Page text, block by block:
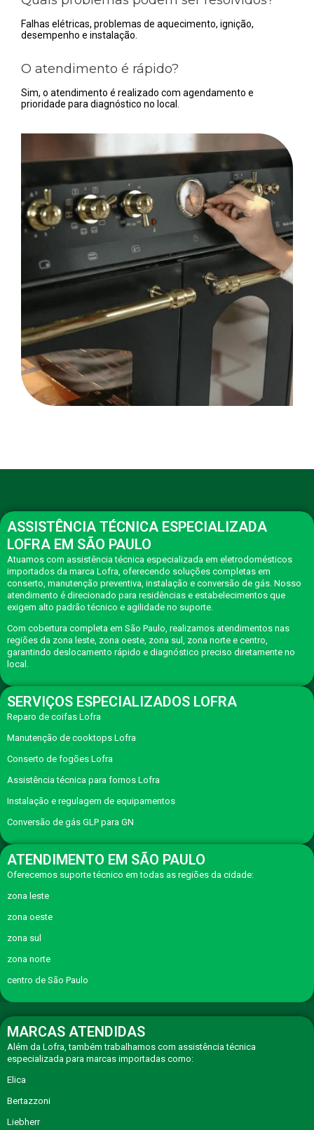
Falhas elétricas, problemas de aquecimento, ignição,
desempenho e instalação.
O atendimento é rápido?
Sim, o atendimento é realizado com agendamento e
prioridade para diagnóstico no local.
ASSISTÊNCIA TÉCNICA ESPECIALIZADA
LOFRA EM SÃO PAULO
Atuamos com assistência técnica especializada em eletrodomésticos
importados da marca Lofra, oferecendo soluções completas em
conserto, manutenção preventiva, instalação e conversão de gás. Nosso
atendimento é direcionado para residências e estabelecimentos que
exigem alto padrão técnico e agilidade no suporte.
Com cobertura completa em São Paulo, realizamos atendimentos nas
regiões da zona leste, zona oeste, zona sul, zona norte e centro,
garantindo deslocamento rápido e diagnóstico preciso diretamente no
local.
SERVIÇOS ESPECIALIZADOS LOFRA
Reparo de coifas Lofra
Manutenção de cooktops Lofra
Conserto de fogões Lofra
Assistência técnica para fornos Lofra
Instalação e regulagem de equipamentos
Conversão de gás GLP para GN
ATENDIMENTO EM SÃO PAULO
Oferecemos suporte técnico em todas as regiões da cidade:
zona leste
zona oeste
zona sul
zona norte
centro de São Paulo
MARCAS ATENDIDAS
Além da Lofra, também trabalhamos com assistência técnica
especializada para marcas importadas como:
Elica
Bertazzoni
Liebherr